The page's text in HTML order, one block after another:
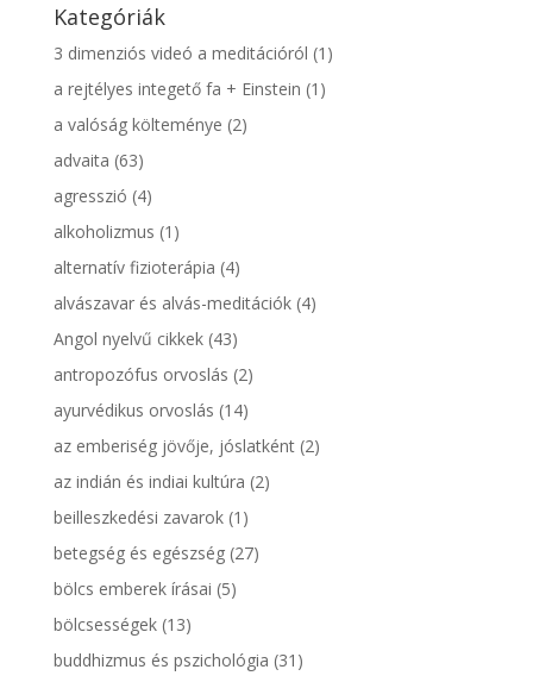
Kategóriák
3 dimenziós videó a meditációról (1)
a rejtélyes integető fa + Einstein (1)
a valóság költeménye (2)
advaita (63)
agresszió (4)
alkoholizmus (1)
alternatív fizioterápia (4)
alvászavar és alvás-meditációk(4)
Angol nyelvű cikkek(43)
antropozófus orvoslás (2)
ayurvédikus orvoslás (14)
az emberiség jövője, jóslatként(2)
az indián és indiai kultúra (2)
beilleszkedési zavarok(1)
betegség és egészség(27)
bölcs emberek írásai (5)
bölcsességek(13)
buddhizmus és pszichológia (31)